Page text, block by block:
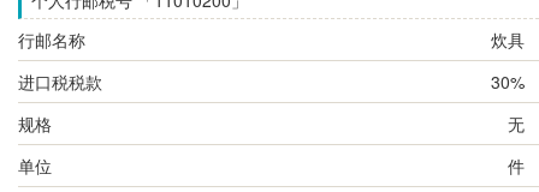
行邮名称
炊具
进口税税款
30%
规格
无
单位
件